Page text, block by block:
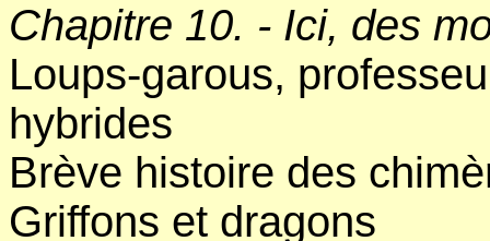
Chapitre 10. - Ici, des
Loups-garous,
hybrides
Brève histoire des
Griffons et dragons